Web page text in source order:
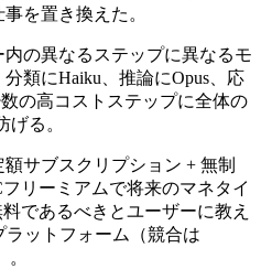
を置き換えた。
の異なるステップに異なるモ
類にHaiku、推論にOpus、応
の高コストステップに全体の
る。
サブスクリプション + 無制
リーミアムで将来のマネタイ
であるべきとユーザーに教え
ットフォーム（競合は